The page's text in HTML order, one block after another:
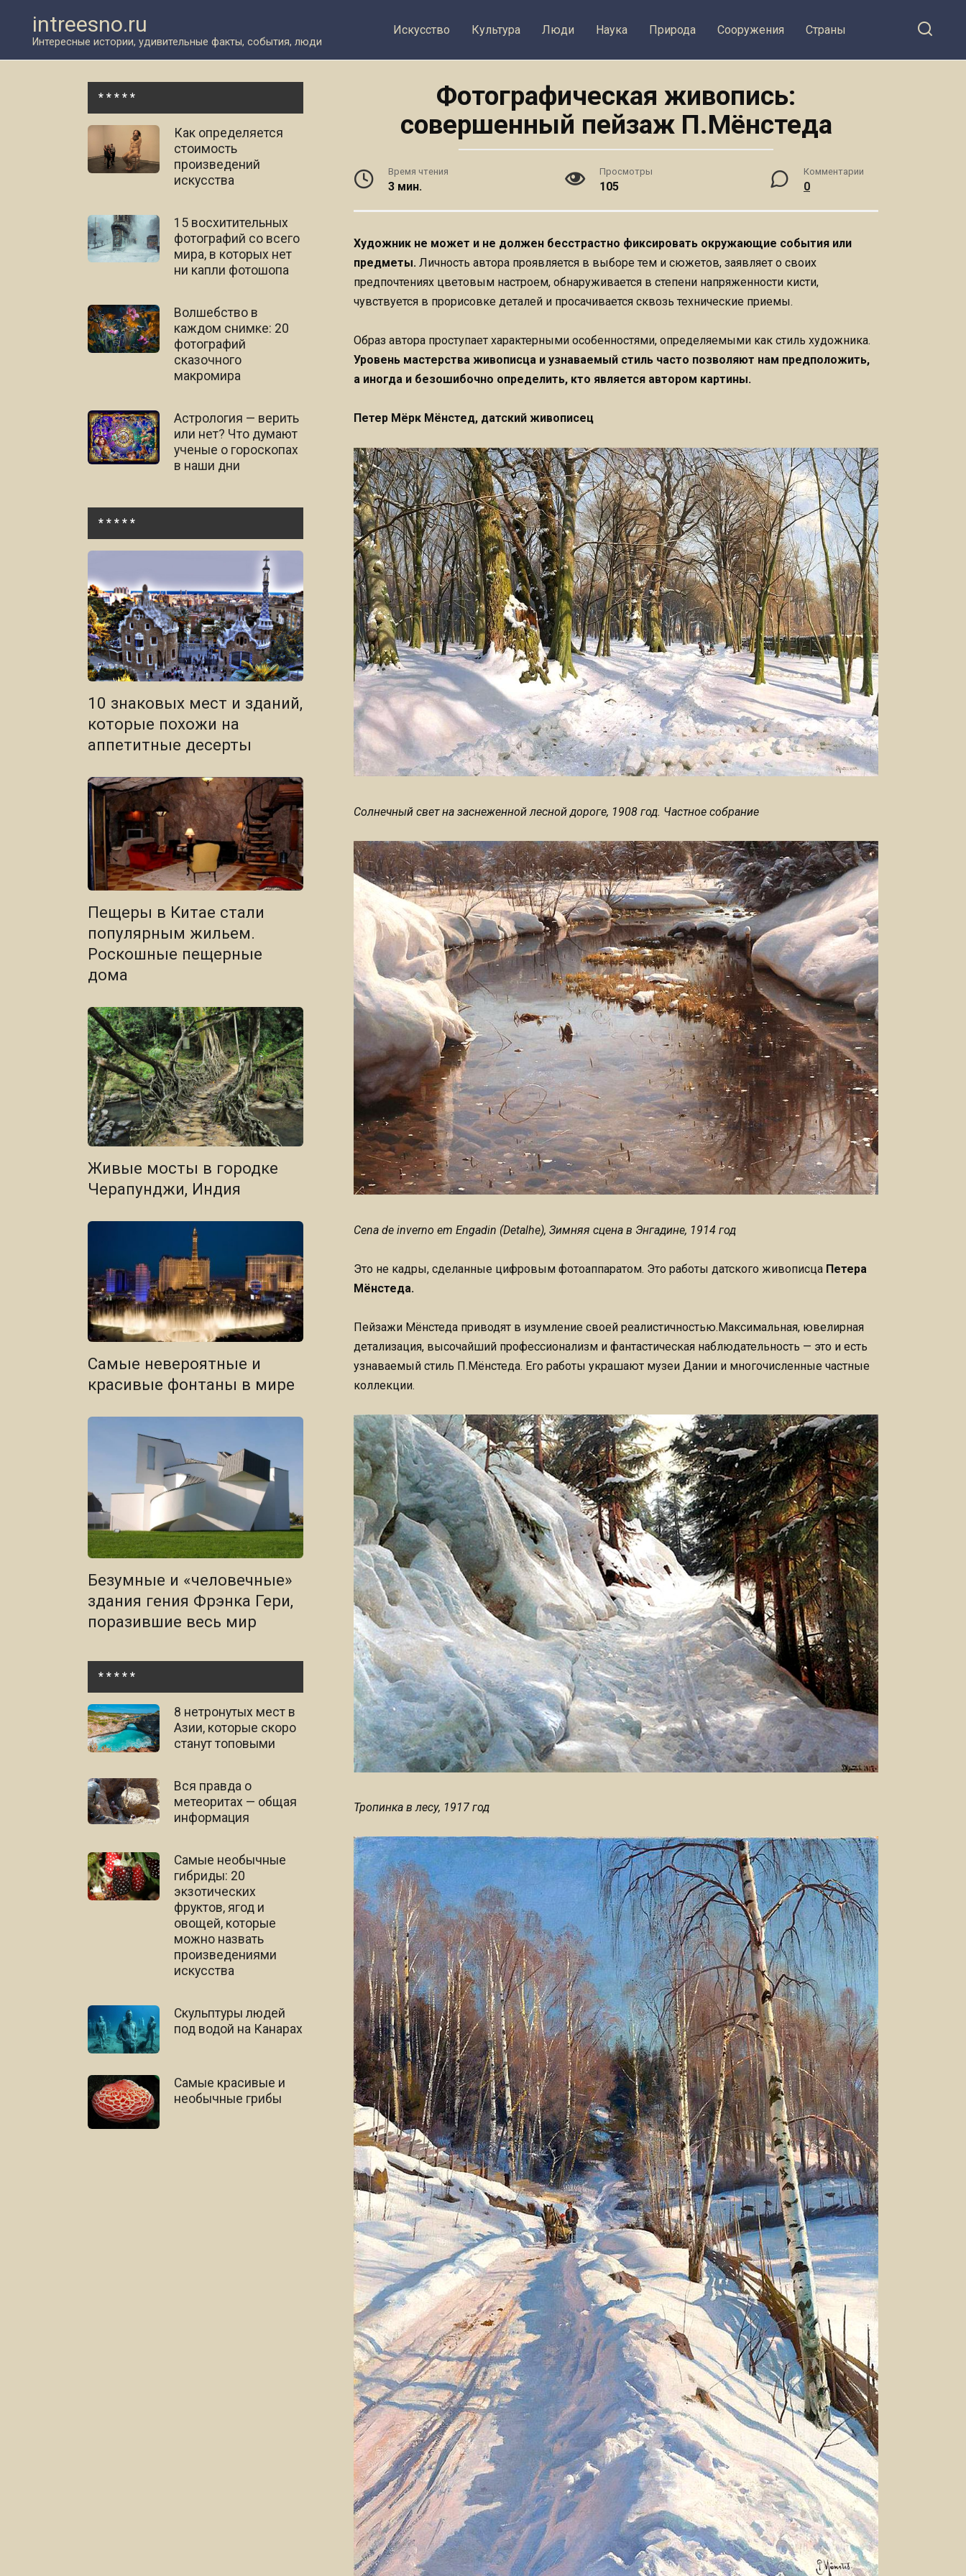
контенту
intreesno.ru
Интересные истории, удивительные факты, события, люди
Искусство Культура Люди Наука Природа Сооружения Страны
Фотографическая живопись:
совершенный пейзаж П.Мёнстеда
Время чтения
3 мин.
Просмотры
105
Комментарии
0
Художник не может и не должен бесстрастно фиксировать окружающие события или
предметы. Личность автора проявляется в выборе тем и сюжетов, заявляет о своих
предпочтениях цветовым настроем, обнаруживается в степени напряженности кисти,
чувствуется в прорисовке деталей и просачивается сквозь технические приемы.
Образ автора проступает характерными особенностями, определяемыми как стиль художника.
Уровень мастерства живописца и узнаваемый стиль часто позволяют нам предположить,
а иногда и безошибочно определить, кто является автором картины.
Петер Мёрк Мёнстед, датский живописец
Солнечный свет на заснеженной лесной дороге, 1908 год. Частное собрание
Cena de inverno em Engadin (Detalhe), Зимняя сцена в Энгадине, 1914 год
Это не кадры, сделанные цифровым фотоаппаратом. Это работы датского живописца Петера
Мёнстеда.
Пейзажи Мёнстеда приводят в изумление своей реалистичностью.Максимальная, ювелирная
детализация, высочайший профессионализм и фантастическая наблюдательность — это и есть
узнаваемый стиль П.Мёнстеда. Его работы украшают музеи Дании и многочисленные частные
коллекции.
Тропинка в лесу, 1917 год
* * * * *
Как определяется
стоимость
произведений
искусства
15 восхитительных
фотографий со всего
мира, в которых нет
ни капли фотошопа
Волшебство в
каждом снимке: 20
фотографий
сказочного
макромира
Астрология — верить
или нет? Что думают
ученые о гороскопах
в наши дни
* * * * *
10 знаковых мест и зданий,
которые похожи на
аппетитные десерты
Пещеры в Китае стали
популярным жильем.
Роскошные пещерные
дома
Живые мосты в городке
Черапунджи, Индия
Самые невероятные и
красивые фонтаны в мире
Безумные и «человечные»
здания гения Фрэнка Гери,
поразившие весь мир
* * * * *
8 нетронутых мест в
Азии, которые скоро
станут топовыми
Вся правда о
метеоритах — общая
информация
Самые необычные
гибриды: 20
экзотических
фруктов, ягод и
овощей, которые
можно назвать
произведениями
искусства
Скульптуры людей
под водой на Канарах
Самые красивые и
необычные грибы